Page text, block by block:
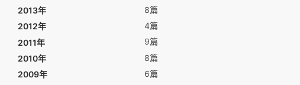
2013年
8篇
2012年
4篇
2011年
9篇
2010年
8篇
2009年
6篇